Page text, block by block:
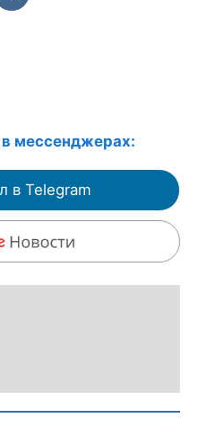
мессенджерах:
в Telegram